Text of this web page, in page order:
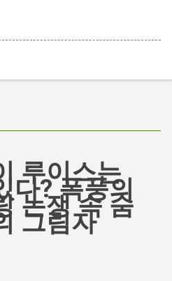
루이스는
다? 폭풍의
논쟁 속 숨
그림자